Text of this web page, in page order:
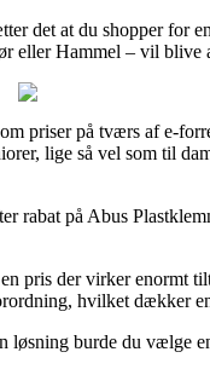
det at du shopper for
Hammel – vil blive
priser på tværs af e-
lige så vel som til
rabat på Abus
pris der virker enormt
hvilket dækker
løsning burde du vælge